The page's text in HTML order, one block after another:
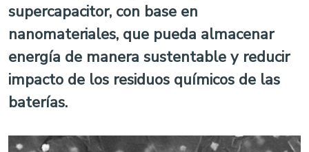
supercapacitor, con base en
nanomateriales, que pueda almacenar
energía de manera sustentable y reducir
impacto de los residuos químicos de las
baterías.